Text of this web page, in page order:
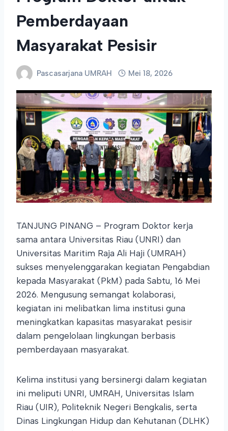
Pemberdayaan
Masyarakat Pesisir
Pascasarjana UMRAH Mei 18, 2026
TANJUNG PINANG – Program Doktor kerja
sama antara Universitas Riau (UNRI) dan
Universitas Maritim Raja Ali Haji (UMRAH)
sukses menyelenggarakan kegiatan Pengabdian
kepada Masyarakat (PkM) pada Sabtu, 16 Mei
2026. Mengusung semangat kolaborasi,
kegiatan ini melibatkan lima institusi guna
meningkatkan kapasitas masyarakat pesisir
dalam pengelolaan lingkungan berbasis
pemberdayaan masyarakat.
Kelima institusi yang bersinergi dalam kegiatan
ini meliputi UNRI, UMRAH, Universitas Islam
Riau (UIR), Politeknik Negeri Bengkalis, serta
Dinas Lingkungan Hidup dan Kehutanan (DLHK)